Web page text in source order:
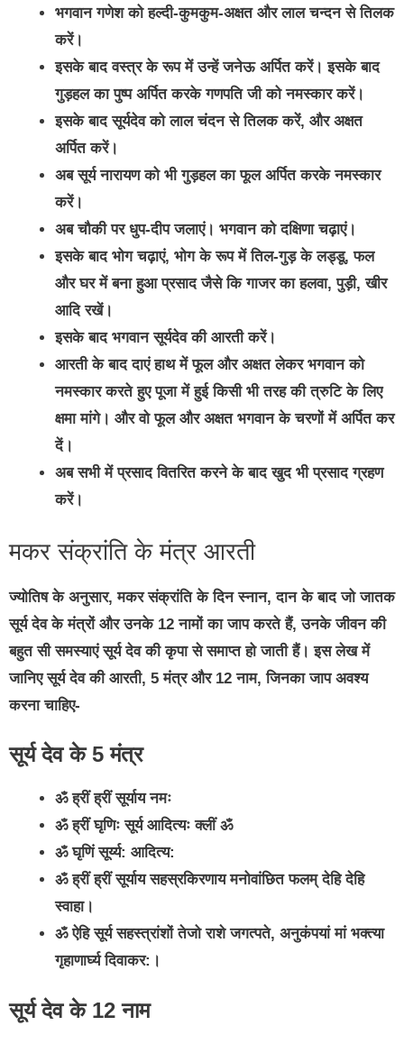
भगवान गणेश को हल्दी-कुमकुम-अक्षत और लाल चन्दन से तिलक
करें।
इसके बाद वस्त्र के रूप में उन्हें जनेऊ अर्पित करें। इसके बाद
गुड़हल का पुष्प अर्पित करके गणपति जी को नमस्कार करें।
इसके बाद सूर्यदेव को लाल चंदन से तिलक करें, और अक्षत
अर्पित करें।
अब सूर्य नारायण को भी गुड़हल का फूल अर्पित करके नमस्कार
करें।
अब चौकी पर धुप-दीप जलाएं। भगवान को दक्षिणा चढ़ाएं।
इसके बाद भोग चढ़ाएं, भोग के रूप में तिल-गुड़ के लड्डू, फल
और घर में बना हुआ प्रसाद जैसे कि गाजर का हलवा, पुड़ी, खीर
आदि रखें।
इसके बाद भगवान सूर्यदेव की आरती करें।
आरती के बाद दाएं हाथ में फूल और अक्षत लेकर भगवान को
नमस्कार करते हुए पूजा में हुई किसी भी तरह की त्रुटि के लिए
क्षमा मांगे। और वो फूल और अक्षत भगवान के चरणों में अर्पित कर
दें।
अब सभी में प्रसाद वितरित करने के बाद खुद भी प्रसाद ग्रहण
करें।
मकर संक्रांति के मंत्र आरती
ज्योतिष के अनुसार, मकर संक्रांति के दिन स्नान, दान के बाद जो जातक
सूर्य देव के मंत्रों और उनके 12 नामों का जाप करते हैं, उनके जीवन की
बहुत सी समस्याएं सूर्य देव की कृपा से समाप्त हो जाती हैं। इस लेख में
जानिए सूर्य देव की आरती, 5 मंत्र और 12 नाम, जिनका जाप अवश्य
करना चाहिए-
सूर्य देव के 5 मंत्र
ॐ ह्रीं ह्रीं सूर्याय नमः
ॐ ह्रीं घृणिः सूर्य आदित्यः क्लीं ॐ
ॐ घृणिं सूर्य्य: आदित्य:
ॐ ह्रीं ह्रीं सूर्याय सहस्रकिरणाय मनोवांछित फलम् देहि देहि
स्वाहा।
ॐ ऐहि सूर्य सहस्त्रांशों तेजो राशे जगत्पते, अनुकंपयां मां भक्त्या
गृहाणार्घ्य दिवाकर:।
सूर्य देव के 12 नाम